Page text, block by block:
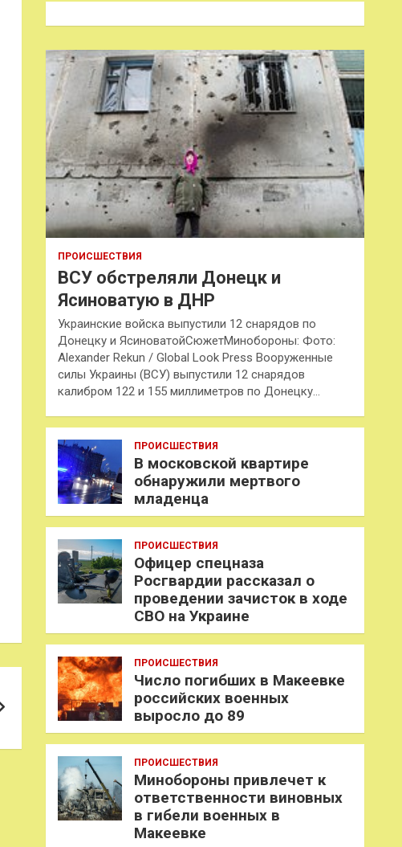
к
ПРОИСШЕСТВИЯ
ВСУ обстреляли Донецк и
Ясиноватую в ДНР
Украинские войска выпустили 12 снарядов по
Донецку и ЯсиноватойСюжетМинобороны: Фото:
Alexander Rekun / Global Look Press Вооруженные
силы Украины (ВСУ) выпустили 12 снарядов
калибром 122 и 155 миллиметров по Донецку…
ПРОИСШЕСТВИЯ
В московской квартире
обнаружили мертвого
младенца
ПРОИСШЕСТВИЯ
Офицер спецназа
Росгвардии рассказал о
проведении зачисток в ходе
СВО на Украине
ПРОИСШЕСТВИЯ
Число погибших в Макеевке
российских военных
выросло до 89
ПРОИСШЕСТВИЯ
Минобороны привлечет к
ответственности виновных
в гибели военных в
Макеевке